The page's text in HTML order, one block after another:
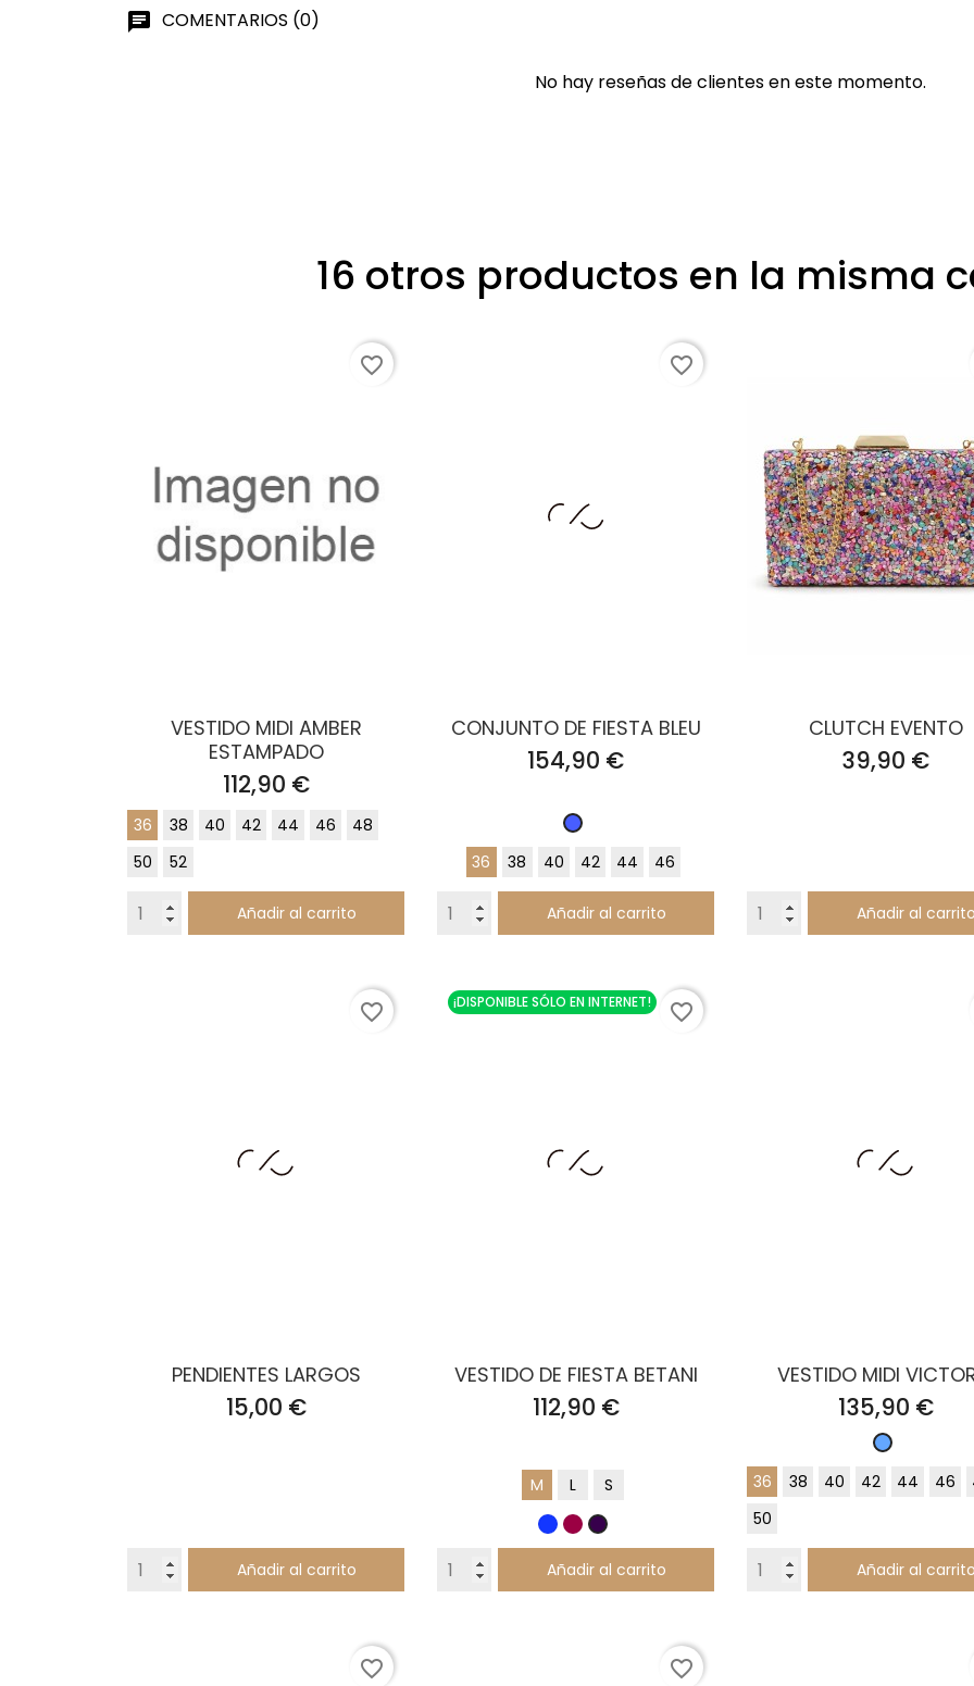
chat COMENTARIOS (0)
No hay reseñas de clientes en este momento.
16 otros productos en la misma
VESTIDO MIDI AMBER
ESTAMPADO
Precio
112,90 €
36 38 40 42 44 46
48
50
52
Añadir al carrito
favorite_border
CONJUNTO DE FIESTA BLEU
Precio
154,90 €
Azul
Zafiro
36 38 40 42 44 46
Añadir al carrito
favorite_border
CLUTCH EVENTO
Precio
39,90 €
Añadir al carrito
PENDIENTES LARGOS
Precio
15,00 €
Añadir al carrito
favorite_border
VESTIDO DE FIESTA BETANI
Precio
112,90 €
M L
S
Azul
Klein
BurdeosBerenjena
Añadir al carrito
¡DISPONIBLE SÓLO EN INTERNET! favorite_border
VESTIDO MIDI
Precio
135,90 €
Celeste
36
38 40 42 44 46
50
Añadir al carrito
favorite_border favorite_border